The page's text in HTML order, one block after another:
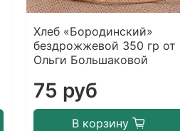
Хлеб «Бородинский»
бездрожжевой 350 гр от
Ольги Большаковой
75 руб
В корзину